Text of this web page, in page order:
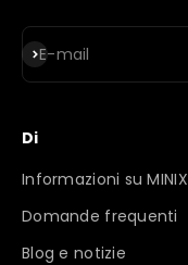
E-mail
Iscriviti alla newsletter
Di
Informazioni su MINIX
Domande frequenti
Blog e notizie